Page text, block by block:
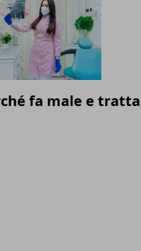
fa male e